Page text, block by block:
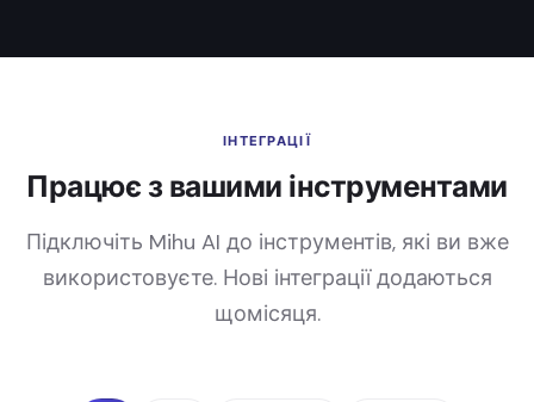
ІНТЕГРАЦІЇ
Працює з вашими інструментами
Підключіть Mihu AI до інструментів, які ви вже
використовуєте. Нові інтеграції додаються
щомісяця.